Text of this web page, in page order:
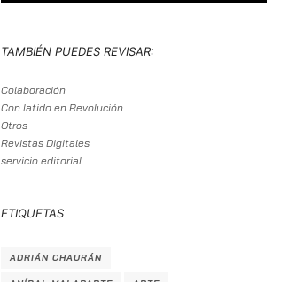
TAMBIÉN PUEDES REVISAR:
Colaboración
Con latido en Revolución
Otros
Revistas Digitales
servicio editorial
ETIQUETAS
ADRIÁN CHAURÁN